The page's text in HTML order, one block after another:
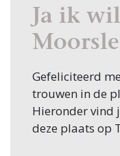
Ja ik
Gefeliciteerd
trouwen in de
Hieronder vind
deze plaats op